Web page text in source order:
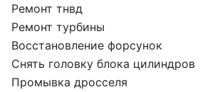
Ремонт тнвд
Ремонт турбины
Восстановление форсунок
Снять головку блока цилиндров
Промывка дросселя